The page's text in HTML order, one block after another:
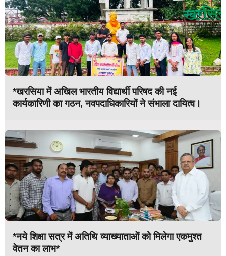
*खरसिया में अखिल भारतीय विद्यार्थी परिषद की नई
कार्यकारिणी का गठन, नवपदाधिकारियों ने संभाला दायित्व।
*नये शिक्षा सत्र में अतिथि व्याख्याताओं को मिलेगा एकमुश्त
वेतन का लाभ*